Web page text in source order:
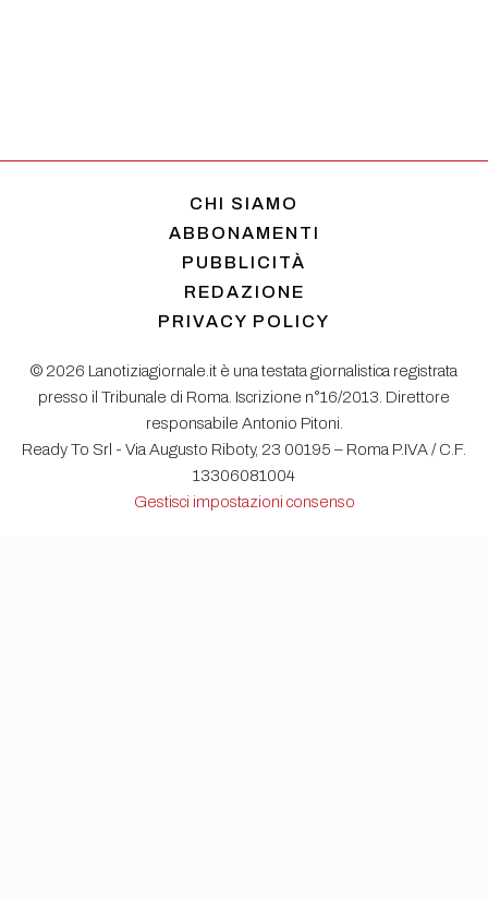
CHI SIAMO
ABBONAMENTI
PUBBLICITÀ
REDAZIONE
PRIVACY POLICY
© 2026 Lanotiziagiornale.it è una testata giornalistica registrata
presso il Tribunale di Roma. Iscrizione n°16/2013. Direttore
responsabile Antonio Pitoni.
Ready To Srl - Via Augusto Riboty, 23 00195 – Roma P.IVA / C.F.
13306081004
Gestisci impostazioni consenso